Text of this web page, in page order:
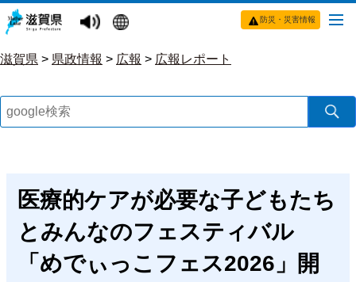
防災・災害情報
滋賀県 > 県政情報 > 広報 > 広報レポート
医療的ケアが必要な子どもたち
とみんなのフェスティバル
「めでぃっこフェス2026」開